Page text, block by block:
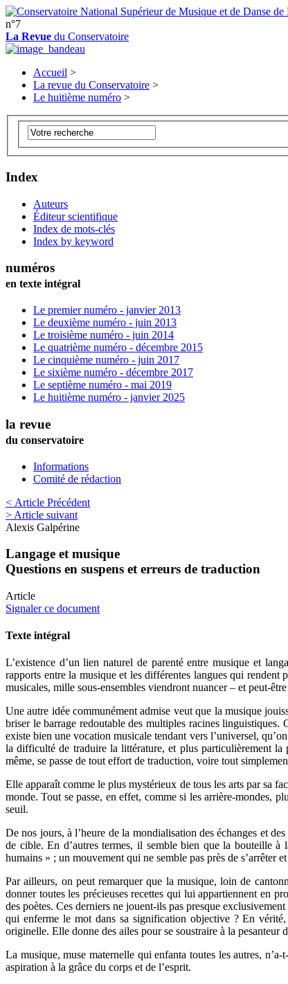
n°7
La Revue du Conservatoire
Accueil >
La revue du Conservatoire >
Le huitième numéro >
Index
Auteurs
Éditeur scientifique
Index de mots-clés
Index by keyword
numéros
en texte intégral
Le premier numéro - janvier 2013
Le deuxième numéro - juin 2013
Le troisième numéro - juin 2014
Le quatrième numéro - décembre 2015
Le cinquième numéro - juin 2017
Le sixième numéro - décembre 2017
Le septième numéro - mai 2019
Le huitième numéro - janvier 2025
la revue
du conservatoire
Informations
Comité de rédaction
< Article Précédent
> Article suivant
Alexis Galpérine
Langage et musique
Questions en suspens et erreurs de traduction
Article
Signaler ce document
Texte intégral
L’existence d’un lien naturel de parenté entre musique et
rapports entre la musique et les différentes langues qui rendent
musicales, mille sous-ensembles viendront nuancer – et peut-
Une autre idée communément admise veut que la musique
briser le barrage redoutable des multiples racines
existe bien une vocation musicale tendant vers l’universel,
la difficulté de traduire la littérature, et plus particulièrement la
même, se passe de tout effort de traduction, voire tout
Elle apparaît comme le plus mystérieux de tous les arts par sa
monde. Tout se passe, en effet, comme si les arrière-mondes,
seuil.
De nos jours, à l’heure de la mondialisation des échanges et
de cible. En d’autres termes, il semble bien que la bouteille à
humains » ; un mouvement qui ne semble pas près de s’arrêter
Par ailleurs, on peut remarquer que la musique, loin de
donner toutes les précieuses recettes qui lui appartiennent en
des poètes. Ces derniers ne jouent-ils pas presque
qui enferme le mot dans sa signification objective ? En
originelle. Elle donne des ailes pour se soustraire à la pesanteur
La musique, muse maternelle qui enfanta toutes les autres,
aspiration à la grâce du corps et de l’esprit.